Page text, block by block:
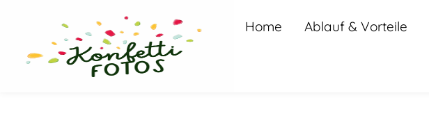
Home Ablauf & Vorteile